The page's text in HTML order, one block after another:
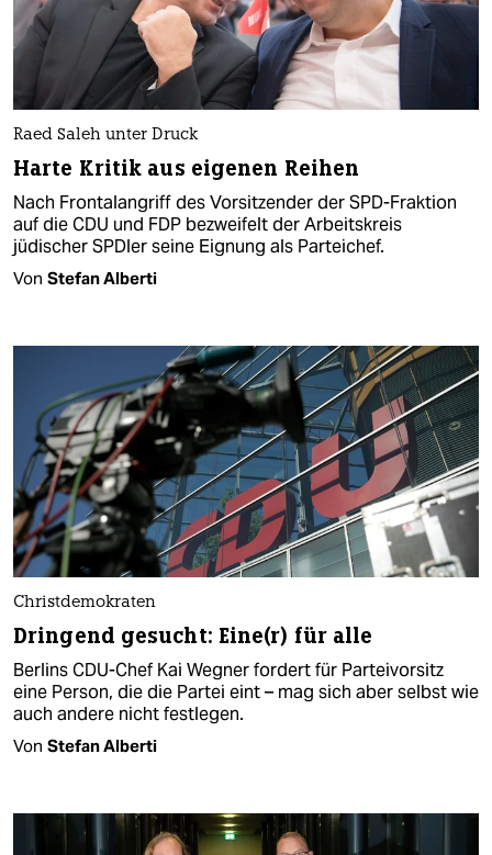
Raed Saleh unter Druck
Harte Kritik aus eigenen Reihen
Nach Frontalangriff des Vorsitzender der SPD-Fraktion
auf die CDU und FDP bezweifelt der Arbeitskreis
jüdischer SPDler seine Eignung als Parteichef.
Von Stefan Alberti
Christdemokraten
Dringend gesucht: Eine(r) für alle
Berlins CDU-Chef Kai Wegner fordert für Parteivorsitz
eine Person, die die Partei eint – mag sich aber selbst wie
auch andere nicht festlegen.
Von Stefan Alberti